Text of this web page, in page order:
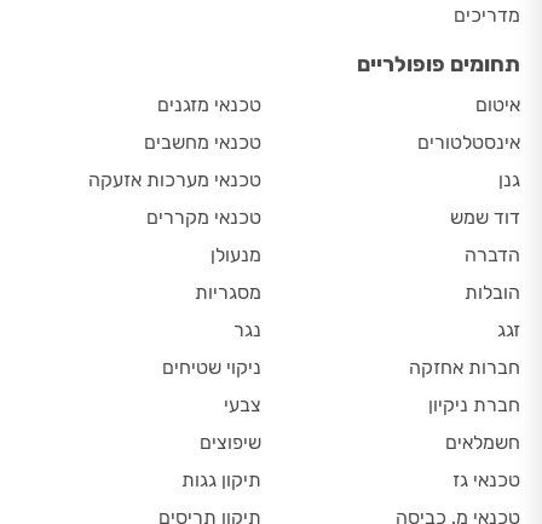
מדריכים
תחומים פופולריים
איטום
אינסטלטורים
גנן
דוד שמש
הדברה
הובלות
זגג
חברות אחזקה
חברת ניקיון
חשמלאים
טכנאי גז
טכנאי מ. כביסה
טכנאי מזגנים
טכנאי מחשבים
טכנאי מערכות אזעקה
טכנאי מקררים
מנעולן
מסגריות
נגר
ניקוי שטיחים
צבעי
שיפוצים
תיקון גגות
תיקון תריסים